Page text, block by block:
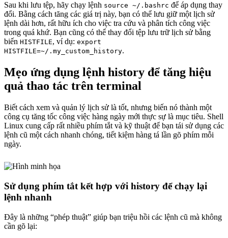
Sau khi lưu tệp, hãy chạy lệnh source ~/.bashrc để áp dụng thay
đổi. Bằng cách tăng các giá trị này, bạn có thể lưu giữ một lịch sử
lệnh dài hơn, rất hữu ích cho việc tra cứu và phân tích công việc
trong quá khứ. Bạn cũng có thể thay đổi tệp lưu trữ lịch sử bằng
biến HISTFILE, ví dụ: export
HISTFILE=~/.my_custom_history.
Mẹo ứng dụng lệnh history để tăng hiệu
quả thao tác trên terminal
Biết cách xem và quản lý lịch sử là tốt, nhưng biến nó thành một
công cụ tăng tốc công việc hàng ngày mới thực sự là mục tiêu. Shell
Linux cung cấp rất nhiều phím tắt và kỹ thuật để bạn tái sử dụng các
lệnh cũ một cách nhanh chóng, tiết kiệm hàng tá lần gõ phím mỗi
ngày.
Sử dụng phím tắt kết hợp với history để chạy lại
lệnh nhanh
Đây là những “phép thuật” giúp bạn triệu hồi các lệnh cũ mà không
cần gõ lại: